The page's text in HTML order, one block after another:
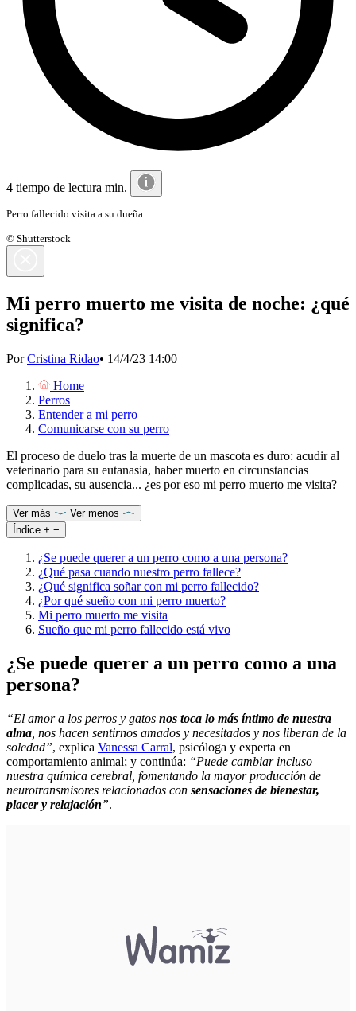
4 tiempo de lectura min.
Perro fallecido visita a su dueña
© Shutterstock
Mi perro muerto me visita de noche: ¿qué
significa?
PorCristina Ridao• 14/4/23 14:00
Home
Perros
Entender a mi perro
Comunicarse con su perro
El proceso de duelo tras la muerte de un mascota es duro: acudir al
veterinario para su eutanasia, haber muerto en circunstancias
complicadas, su ausencia... ¿es por eso mi perro muerto me visita?
Ver más
Ver menos
Índice + −
¿Se puede querer a un perro como a una persona?
¿Qué pasa cuando nuestro perro fallece?
¿Qué significa soñar con mi perro fallecido?
¿Por qué sueño con mi perro muerto?
Mi perro muerto me visita
Sueño que mi perro fallecido está vivo
¿Se puede querer a un perro como a una
persona?
“El amor a los perros y gatos nos toca lo más íntimo de nuestra
alma , nos hacen sentirnos amados y necesitados y nos liberan de la
soledad”, explica Vanessa Carral, psicóloga y experta en
comportamiento animal; y continúa: “Puede cambiar incluso
nuestra química cerebral, fomentando la mayor producción de
neurotransmisores relacionados con sensaciones de bienestar,
placer y relajación”.